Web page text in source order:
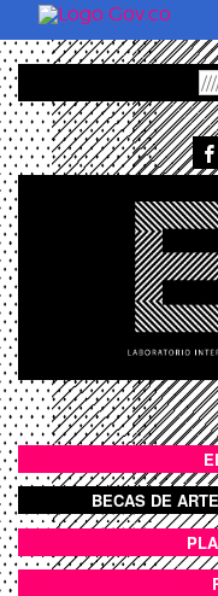
Skip to main content
BOTÓN
BOTON
BECAS DE
ANEXOS